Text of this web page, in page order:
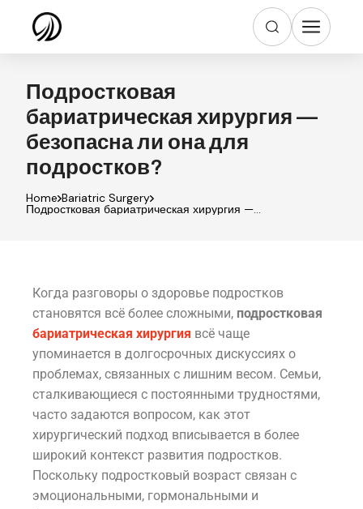
Подростковая
бариатрическая хирургия —
безопасна ли она для
подростков?
Home Bariatric Surgery
Подростковая бариатрическая хирургия —
Когда разговоры о здоровье подростков
становятся всё более сложными, подростковая
бариатрическая хирургия всё чаще
упоминается в долгосрочных дискуссиях о
проблемах, связанных с лишним весом. Семьи,
сталкивающиеся с постоянными трудностями,
часто задаются вопросом, как этот
хирургический подход вписывается в более
широкий контекст развития подростков.
Поскольку подростковый возраст связан с
эмоциональными, гормональными и